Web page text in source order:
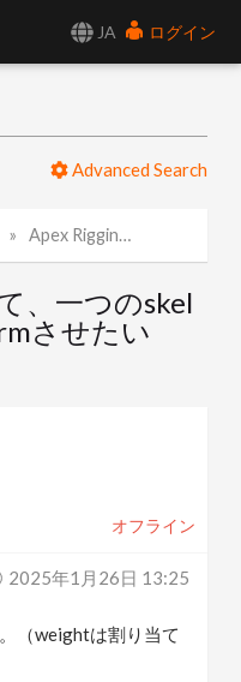
JA
ログイン
Advanced Search
Apex Riggingにおいて、一つのskelで複数のshpをDeformさせたい
、一つのskel
させたい
オフライン
2025年1月26日 13:25
（weightは割り当て